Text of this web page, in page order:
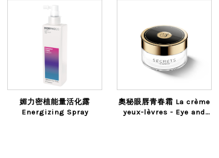
媚力密植能量活化露
Energizing Spray
奧秘眼唇青春霜 La crème
yeux-lèvres - Eye and